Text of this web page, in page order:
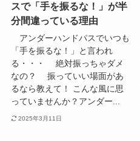
スで「手を振るな！」が半
分間違っている理由
アンダーハンドパスでいつも
「手を振るな！」と言われ
る・・・ 絶対振っちゃダメ
なの？ 振っていい場面があ
るなら教えて！ こんな風に思
っていませんか？アンダー...
2025年3月11日